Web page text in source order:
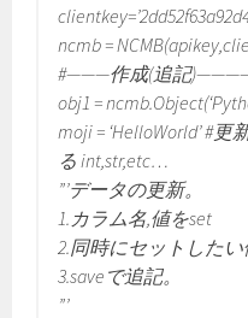
ncmb =
#———作成(追記
obj1 =
moji = ‘HelloWorld’ #
る int,str,etc…
”’データの更新。
1.カラム名,値をset
2.同時にセットした
3.saveで追記。
”’